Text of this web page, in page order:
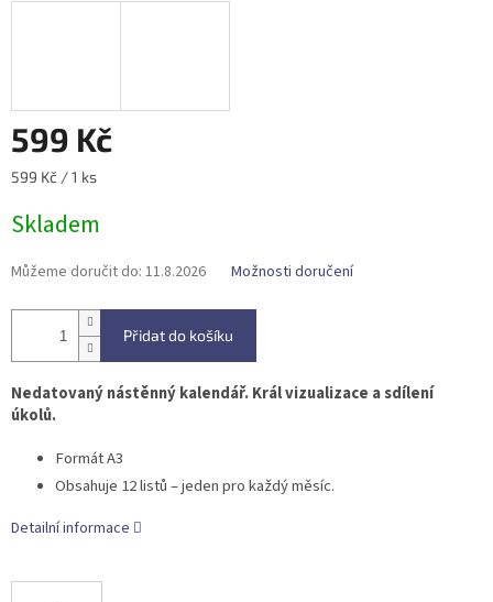
599 Kč
Měrná
599 Kč / 1 ks
Skladem
Můžeme doručit do: 11.8.2026 Možnosti doručení
Přidat do košíku
Nedatovaný nástěnný kalendář. Král vizualizace a sdílení
úkolů.
Formát A3
Obsahuje 12 listů – jeden pro každý měsíc.
Detailní informace